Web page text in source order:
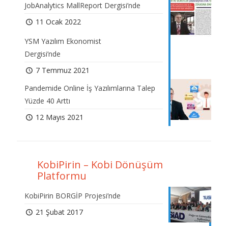
JobAnalytics MallReport Dergisi’nde
11 Ocak 2022
YSM Yazılım Ekonomist
Dergisi’nde
7 Temmuz 2021
Pandemide Online İş Yazılımlarına Talep
Yüzde 40 Arttı
12 Mayıs 2021
KobiPirin – Kobi Dönüşüm
Platformu
KobiPirin BORGİP Projesi’nde
21 Şubat 2017